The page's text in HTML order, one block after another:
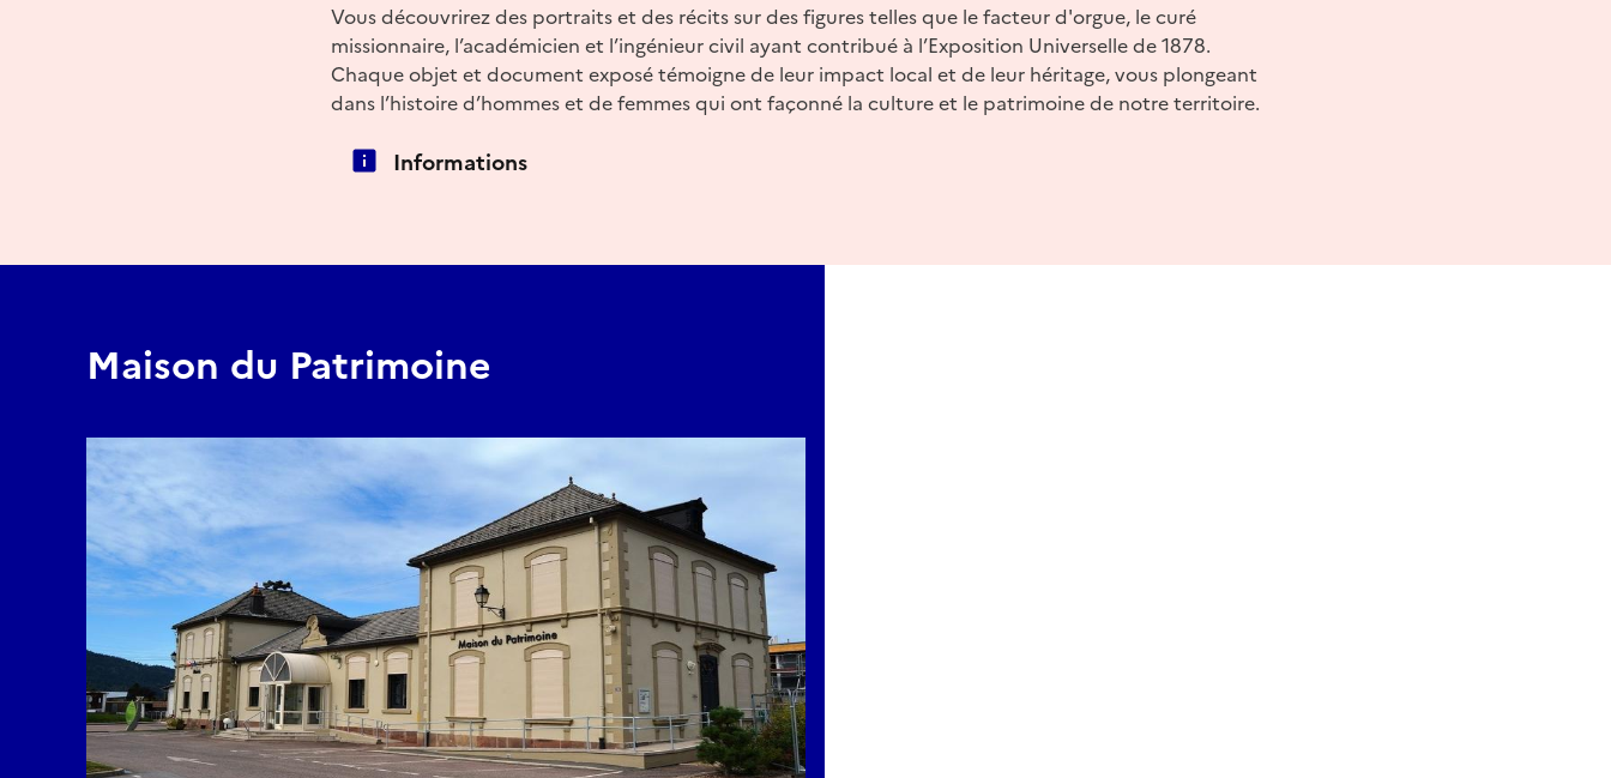
Vous découvrirez des portraits et des récits sur des figures telles que le facteur d'orgue, le curé
missionnaire, l’académicien et l’ingénieur civil ayant contribué à l’Exposition Universelle de 1878.
Chaque objet et document exposé témoigne de leur impact local et de leur héritage, vous plongeant
dans l’histoire d’hommes et de femmes qui ont façonné la culture et le patrimoine de notre territoire.
Informations
Maison du Patrimoine